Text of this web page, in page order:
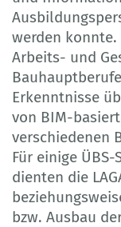
werden
Arbeits- und
Erkenntnisse
von BIM-
verschiedenen
Für einige
dienten die
bzw. Ausbau